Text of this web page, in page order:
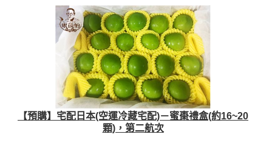
【預購】宅配日本(空運冷藏宅配)－蜜棗禮盒(約16~20
顆)，第二航次